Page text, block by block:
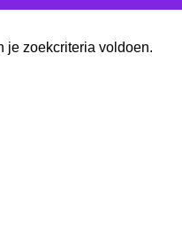
je zoekcriteria voldoen.